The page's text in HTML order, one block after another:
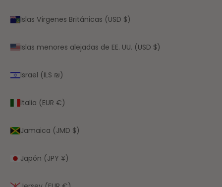
Islas Vírgenes Británicas (USD $)
Islas menores alejadas de EE. UU. (USD $)
Israel (ILS ₪)
Italia (EUR €)
Jamaica (JMD $)
Japón (JPY ¥)